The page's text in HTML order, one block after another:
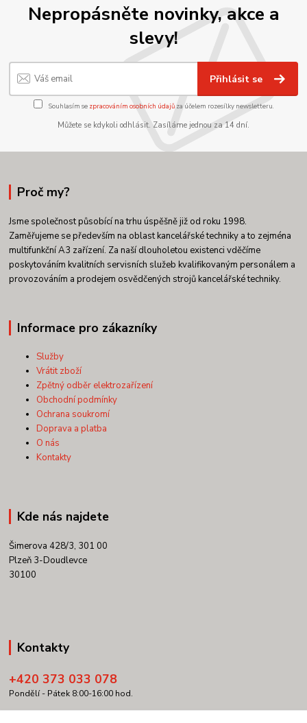
Nepropásněte novinky, akce a
slevy!
Přihlásit se
Souhlasím se zpracováním osobních údajůza účelem rozesílky newsletteru.
Můžete se kdykoli odhlásit. Zasíláme jednou za 14 dní.
Proč my?
Jsme společnost působící na trhu úspěšně již od roku 1998.
Zaměřujeme se především na oblast kancelářské techniky a to zejména
multifunkční A3 zařízení. Za naší dlouholetou existenci vděčíme
poskytováním kvalitních servisních služeb kvalifikovaným personálem a
provozováním a prodejem osvědčených strojů kancelářské techniky.
Informace pro zákazníky
Služby
Vrátit zboží
Zpětný odběr elektrozařízení
Obchodní podmínky
Ochrana soukromí
Doprava a platba
O nás
Kontakty
Kde nás najdete
Šimerova 428/3, 301 00
Plzeň 3-Doudlevce
30100
Kontakty
+420 373 033 078
Pondělí - Pátek 8:00-16:00 hod.